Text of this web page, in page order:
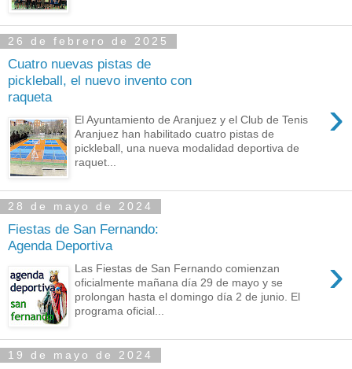
26 de febrero de 2025
Cuatro nuevas pistas de
pickleball, el nuevo invento con
raqueta
›
El Ayuntamiento de Aranjuez y el Club de Tenis
Aranjuez han habilitado cuatro pistas de
pickleball, una nueva modalidad deportiva de
raquet...
28 de mayo de 2024
Fiestas de San Fernando:
Agenda Deportiva
›
Las Fiestas de San Fernando comienzan
oficialmente mañana día 29 de mayo y se
prolongan hasta el domingo día 2 de junio. El
programa oficial...
19 de mayo de 2024